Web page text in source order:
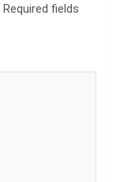
Required fields